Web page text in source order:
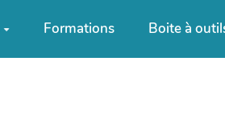
Formations Boite à